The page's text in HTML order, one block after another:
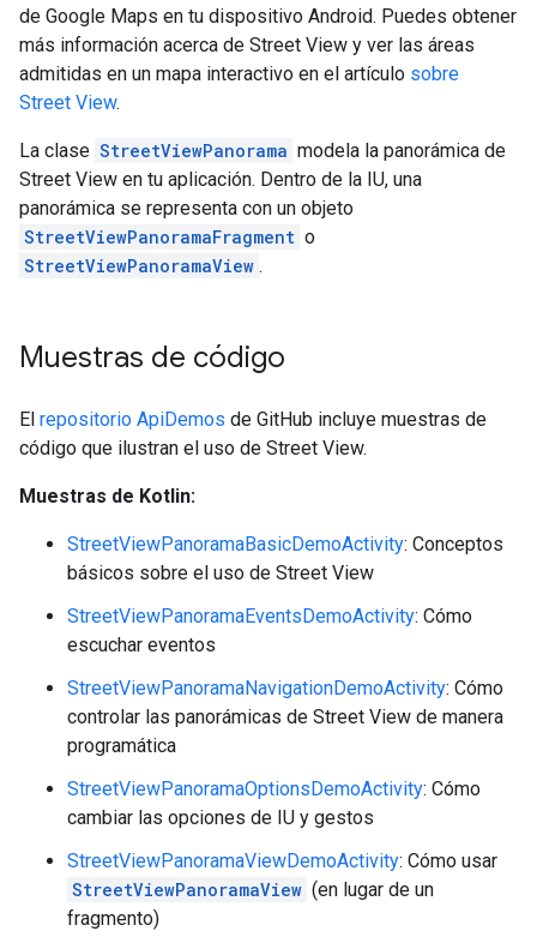
de Google Maps en tu dispositivo Android. Puedes obtener
más información acerca de Street View y ver las áreas
admitidas en un mapa interactivo en el artículo sobre
Street View.
La clase StreetViewPanorama modela la panorámica de
Street View en tu aplicación. Dentro de la IU, una
panorámica se representa con un objeto
StreetViewPanoramaFragment o
StreetViewPanoramaView .
Muestras de código
El repositorio ApiDemos de GitHub incluye muestras de
código que ilustran el uso de Street View.
Muestras de Kotlin:
StreetViewPanoramaBasicDemoActivity: Conceptos
básicos sobre el uso de Street View
StreetViewPanoramaEventsDemoActivity: Cómo
escuchar eventos
StreetViewPanoramaNavigationDemoActivity: Cómo
controlar las panorámicas de Street View de manera
programática
StreetViewPanoramaOptionsDemoActivity: Cómo
cambiar las opciones de IU y gestos
StreetViewPanoramaViewDemoActivity: Cómo usar
StreetViewPanoramaView (en lugar de un
fragmento)